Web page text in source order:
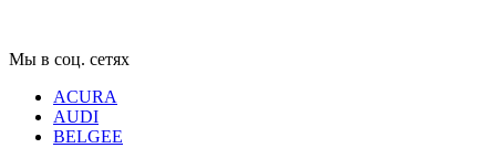
Мы в соц. сетях
ACURA
AUDI
BELGEE